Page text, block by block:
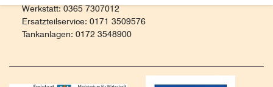
Werkstatt: 0365 7307012
Ersatzteilservice: 0171 3509576
Tankanlagen: 0172 3548900